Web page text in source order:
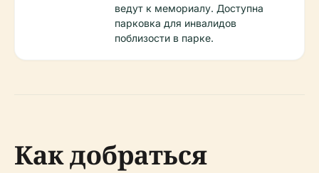
ведут к мемориалу. Доступна
парковка для инвалидов
поблизости в парке.
Как добраться